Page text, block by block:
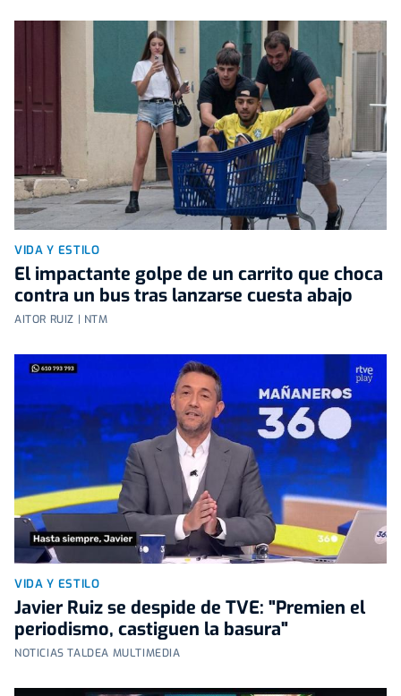
VIDA Y ESTILO
El impactante golpe de un carrito que choca
contra un bus tras lanzarse cuesta abajo
AITOR RUIZ | NTM
VIDA Y ESTILO
Javier Ruiz se despide de TVE: "Premien el
periodismo, castiguen la basura"
NOTICIAS TALDEA MULTIMEDIA